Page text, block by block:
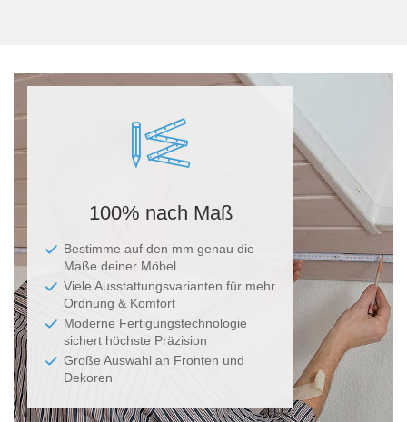
100% nach Maß
Bestimme auf den mm genau die
Maße deiner Möbel
Viele Ausstattungsvarianten für mehr
Ordnung & Komfort
Moderne Fertigungstechnologie
sichert höchste Präzision
Große Auswahl an Fronten und
Dekoren